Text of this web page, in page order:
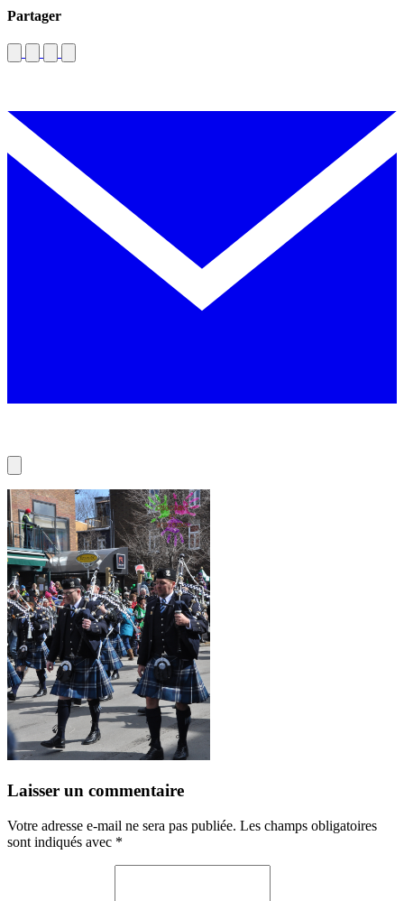
Partager
Laisser un commentaire
Votre adresse e-mail ne sera pas publiée. Les champs obligatoires
sont indiqués avec *